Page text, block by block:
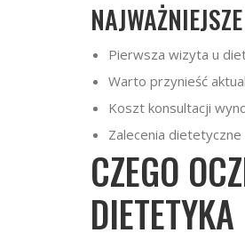
Pierwsza wizyta u
Warto przynieść
Koszt konsultacji
Zalecenia
CZEGO
DIETETYKA